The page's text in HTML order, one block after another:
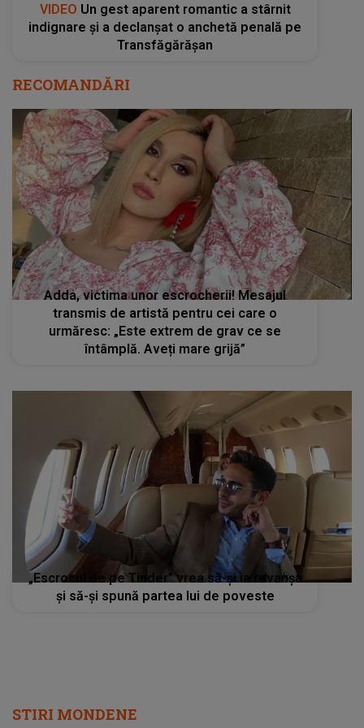
VIDEO Un gest aparent romantic a stârnit
indignare și a declanșat o anchetă penală pe
Transfăgărășan
RECOMANDĂRI
Adda, victima unor escrocherii! Mesajul
transmis de artistă pentru cei care o
urmăresc: „Este extrem de grav ce se
întâmplă. Aveți mare grijă”
„Escrocul de pe Tinder” vrea să-și ia revanșa
și să-și spună partea lui de poveste
STIRI MONDENE